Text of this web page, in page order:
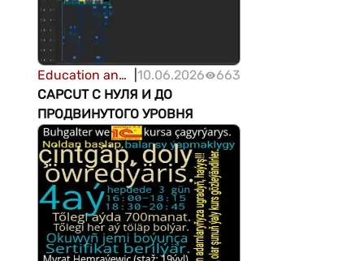
Education and
science
10.06.2026
663
CAPCUT С НУЛЯ И ДО
ПРОДВИНУТОГО УРОВНЯ